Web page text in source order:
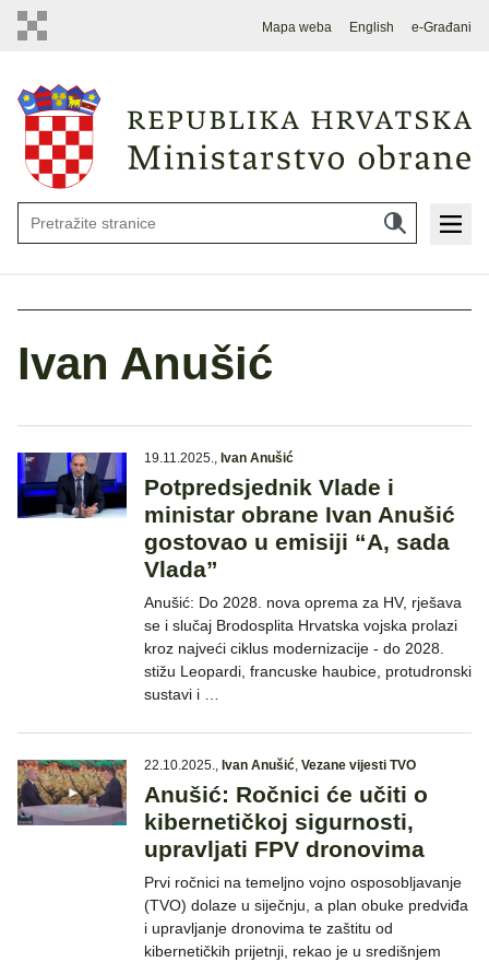
Mapa weba English e-Građani
Ivan Anušić
19.11.2025., Ivan Anušić
Potpredsjednik Vlade i
ministar obrane Ivan Anušić
gostovao u emisiji “A, sada
Vlada”
Anušić: Do 2028. nova oprema za HV, rješava
se i slučaj Brodosplita Hrvatska vojska prolazi
kroz najveći ciklus modernizacije - do 2028.
stižu Leopardi, francuske haubice, protudronski
sustavi i …
22.10.2025., Ivan Anušić, Vezane vijesti TVO
Anušić: Ročnici će učiti o
kibernetičkoj sigurnosti,
upravljati FPV dronovima
Prvi ročnici na temeljno vojno osposobljavanje
(TVO) dolaze u siječnju, a plan obuke predviđa
i upravljanje dronovima te zaštitu od
kibernetičkih prijetnji, rekao je u središnjem